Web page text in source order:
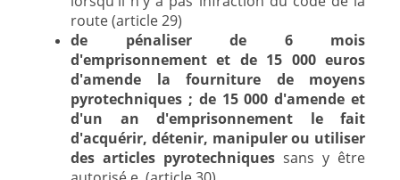
route (article 29)
de pénaliser de 6 mois
d'emprisonnement et de 15 000 euros
d'amende la fourniture de moyens
pyrotechniques ; de 15 000 d'amende et
d'un an d'emprisonnement le fait
d'acquérir, détenir, manipuler ou utiliser
des articles pyrotechniques sans y être